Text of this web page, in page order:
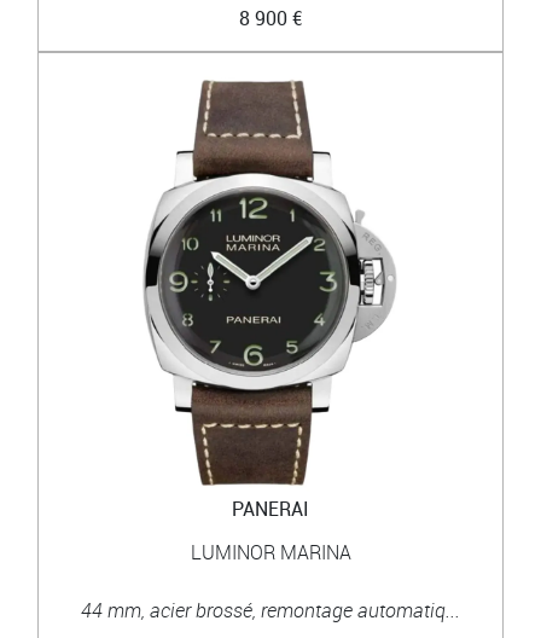
8 900 €
PANERAI
LUMINOR MARINA
44 mm, acier brossé, remontage automatiq...